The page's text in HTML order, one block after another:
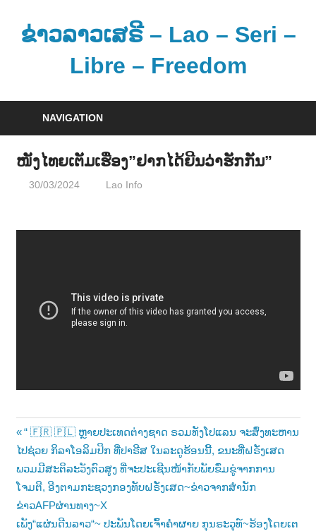
contentຂ່າວລາວເສຣີ – Lao – Seri –
Libre – Freedom
ລ
NAVIGATION
ໜັງໄທຍເຕັມເຮື່ອງ”ຢາກໄດ້ຍີນວ່າຮັກກັນ”
30/03/2024 Lao Info
Post
navigation
Previous
Post:
“ 🇫🇷 🇵🇱 ຫຼາຍປະເທດຕ່າງຊາດ ຣວມທັງໂປແລນ ຈະສົ່ງທະຫານ
ໄປຊ່ວຍ ກິລາໂອລິມປິກ ທີ່ປາຣີສ ໃນລະດູຮ້ອນນີ້, ຂນະທີ່ຝຣັ່ງເສດ
ພວມມີສະຕິລະວັງຕົວສູງ ທີ່ຈະປະເຊີນໜ້າກັບພັຍຂົ່ມຂູ່ຈາກການ
ໂຈມຕີ, ອີງຕາມກະຊວງກອງທັບຝຣັ່ງເສດ~ຂ່າວຈາກສຳນັກ
ຂ່າວAFPຜ່ານທາງ~X
Next
ເພັງ“ແຜ່ນດີນລາວ“~ ປະພັນໂດຍເຈົ້າຄຳຜາຍ ກຸນຣະວຸທ໌~ຮ້ອງໂດຍເຕ